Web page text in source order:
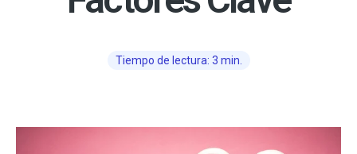
Tiempo de lectura: 3 min.